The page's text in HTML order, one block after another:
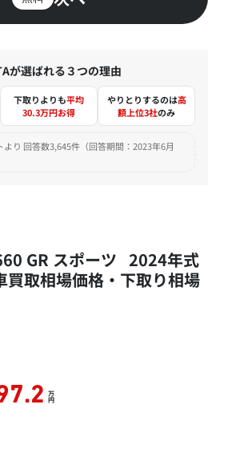
が選ばれる３つの理由
下取りよりも平均
30.3万円お得
やりとりするのは高
額上位3社のみ
り 回答数3,645件（回答期間：2023年6月
GR スポーツ 2024年式
取相場価格・下取り相場
万
円